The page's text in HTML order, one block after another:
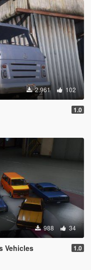
2.961 102
1.0
988 34
Vehicles 1.0